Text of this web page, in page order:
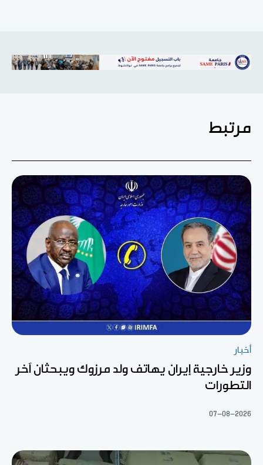
مرتبط
أخبار
وزير خارجية إيران يهاتف ولد مرزوك ويبحثان آخر
التطورات
07-08-2026